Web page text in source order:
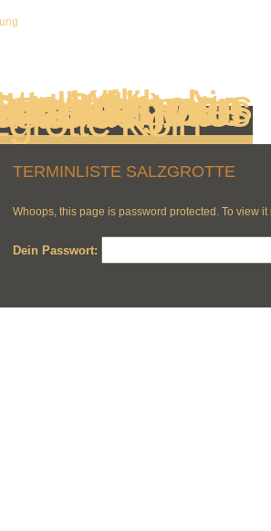
TERMINLISTE SALZGROTTE
Whoops, this page is password protected. To view
Dein Passwort: